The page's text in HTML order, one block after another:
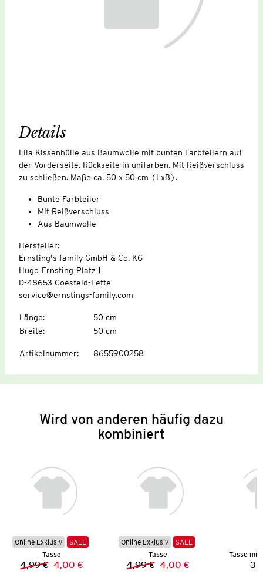
Details
Lila Kissenhülle aus Baumwolle mit bunten Farbteilern auf
der Vorderseite. Rückseite in unifarben. Mit Reißverschluss
zu schließen. Maße ca. 50 x 50 cm (LxB).
Bunte Farbteiler
Mit Reißverschluss
Aus Baumwolle
Hersteller:
Ernsting's family GmbH & Co. KG
Hugo-Ernsting-Platz 1
D-48653 Coesfeld-Lette
service@ernstings-family.com
Länge:
50 cm
Breite: 50 cm
Artikelnummer: 8655900258
Wird von anderen häufig dazu
kombiniert
Online Exklusiv
SALE
Tasse
Vorheriger Preis:
4,99 € Neuer Preis:
4,00 €
Online Exklusiv
SALE
Tasse
Vorheriger Preis:
4,99 € Neuer Preis:
4,00 €
Tasse mit